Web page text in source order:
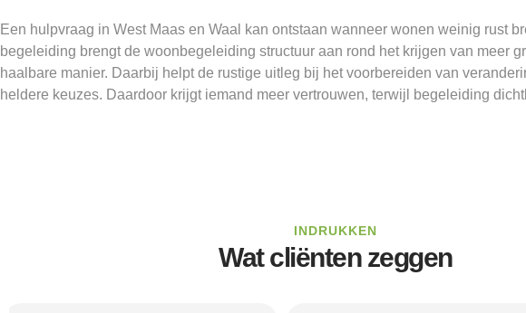
Een hulpvraag in West Maas en Waal kan ontstaan wanneer wonen weinig rust
begeleiding brengt de woonbegeleiding structuur aan rond het krijgen van meer
haalbare manier. Daarbij helpt de rustige uitleg bij het voorbereiden van
heldere keuzes. Daardoor krijgt iemand meer vertrouwen, terwijl begeleiding
INDRUKKEN
Wat cliënten zeggen